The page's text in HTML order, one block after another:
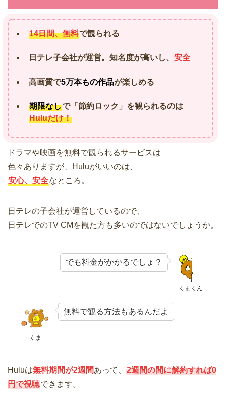
14日間、無料で観られる
日テレ子会社が運営。知名度が高いし、 安全
高画質で5万本もの作品が楽しめる
期限なしで「節約ロック」を観られるのは
Huluだけ！
ドラマや映画を無料で観られるサービスは
色々ありますが、Huluがいいのは、
安心、安全なところ。
日テレの子会社が運営しているので、
日テレでのTV CMを観た方も多いのではないでしょうか。
くまくん
でも料金がかかるでしょ？
くま
無料で観る方法もあるんだよ
Huluは無料期間が2週間あって、 2週間の間に解約すれば0
円で視聴できます。